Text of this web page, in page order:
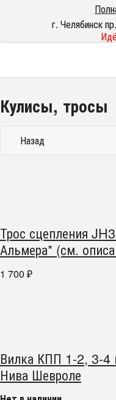
г. Челябинск
Кулисы, тросы
Назад
Трос сцепления
Альмера* (см.
1 700 ₽
Вилка КПП 1-2, 3-4
Нива Шевроле